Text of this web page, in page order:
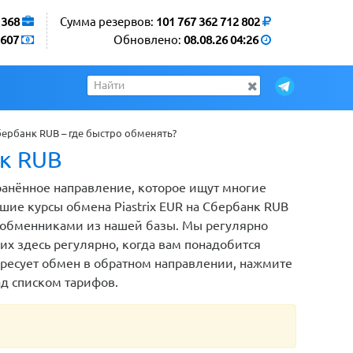
Сумма резервов: 101 767 362 712 802
Обновлено: 08.08.26 04:26
607
RUB – где быстро обменять?
RUB
направление, которое ищут многие
курсы обмена Piastrix EUR на Сбербанк RUB
обменниками из нашей базы. Мы регулярно
здесь регулярно, когда вам понадобится
обмен в обратном направлении, нажмите
списком тарифов.